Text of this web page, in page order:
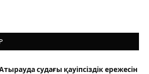
судағы қауіпсіздік ережесін